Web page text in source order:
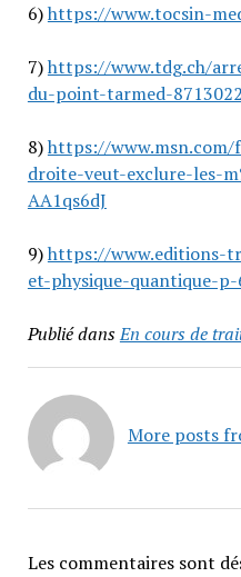
6)https://www.tocsin-
7)https://www.tdg.ch/
du-point-tarmed-
8)https://
droite-veut-exclure-les-
AA1qs6dJ
9)https://www.editions-
et-physique-quantique-
Publié dansEn cours de
More posts
Les commentaires sont